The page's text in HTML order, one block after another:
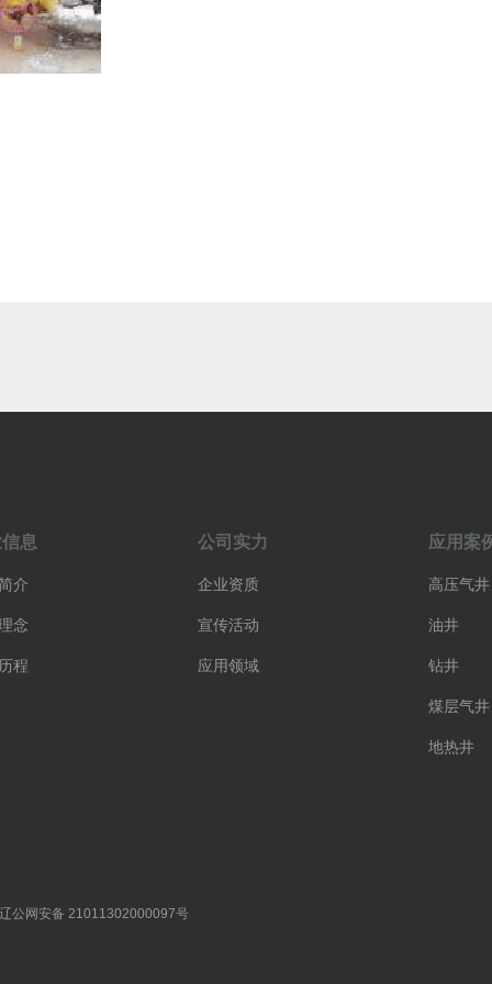
应用案
高压气井
油井
钻井
煤层气井
地热井
公司实力
企业资质
宣传活动
应用领域
息
介
念
程
辽公网安备 21011302000097号